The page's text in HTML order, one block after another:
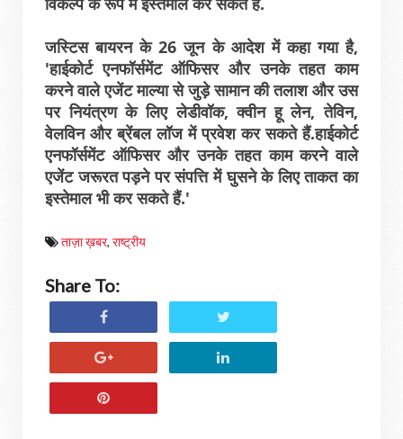
जस्टिस बायरन के 26 जून के आदेश में कहा गया है,
'हाईकोर्ट एनफॉर्समेंट ऑफिसर और उनके तहत काम
करने वाले एजेंट माल्‍या से जुड़े सामान की तलाश और उस
पर नियंत्रण के लिए लेडीवॉक, क्‍वीन हू लेन, तेविन,
वेलविन और ब्रेंबल लॉज में प्रवेश कर सकते हैं.हाईकोर्ट
एनफॉर्समेंट ऑफिसर और उनके तहत काम करने वाले
एजेंट जरूरत पड़ने पर संपत्ति में घुसने के लिए ताकत का
इस्‍तेमाल भी कर सकते हैं.'
ताज़ा ख़बर, राष्ट्रीय
Share To: